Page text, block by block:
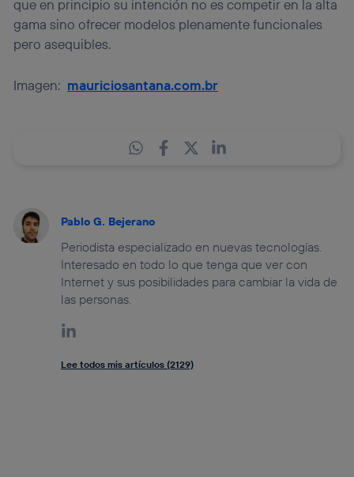
que en principio su intención no es competir en la alta
gama sino ofrecer modelos plenamente funcionales
pero asequibles.
Imagen: mauriciosantana.com.br
Pablo G. Bejerano
Periodista especializado en nuevas tecnologías.
Interesado en todo lo que tenga que ver con
Internet y sus posibilidades para cambiar la vida de
las personas.
Lee todos mis artículos (2129)